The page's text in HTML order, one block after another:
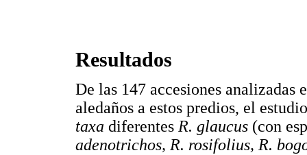
Resultados
De las 147 accesiones analizadas
aledaños a estos predios, el
taxa diferentes R. glaucus (con
adenotrichos, R. rosifolius, R.